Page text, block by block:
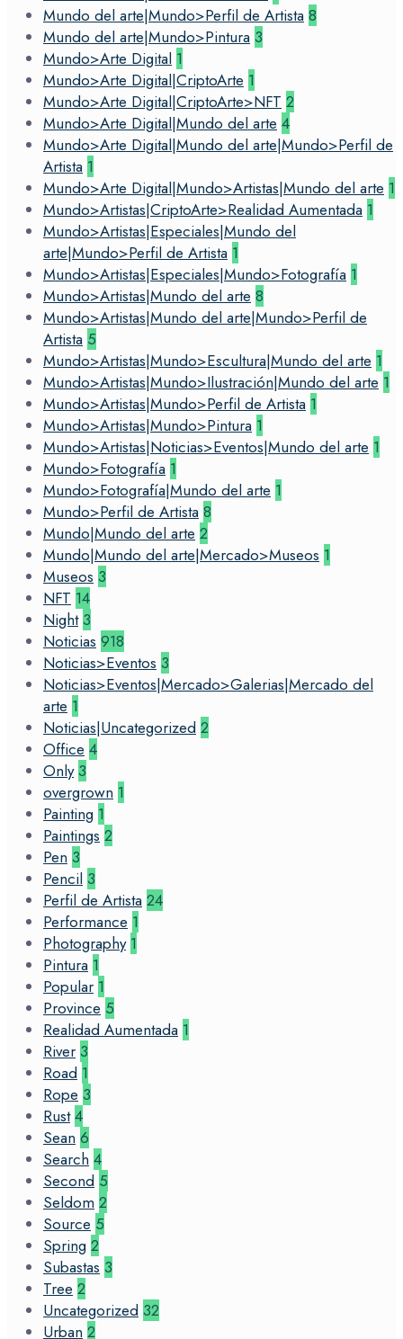
Mundo del arte|Mundo>Perfil de Artista 8
Mundo del arte|Mundo>Pintura 3
Mundo>Arte Digital 1
Mundo>Arte Digital|CriptoArte 1
Mundo>Arte Digital|CriptoArte>NFT 2
Mundo>Arte Digital|Mundo del arte 4
Mundo>Arte Digital|Mundo del arte|Mundo>Perfil de
Artista 1
Mundo>Arte Digital|Mundo>Artistas|Mundo del arte 1
Mundo>Artistas|CriptoArte>Realidad Aumentada 1
Mundo>Artistas|Especiales|Mundo del
arte|Mundo>Perfil de Artista 1
Mundo>Artistas|Especiales|Mundo>Fotografía 1
Mundo>Artistas|Mundo del arte 8
Mundo>Artistas|Mundo del arte|Mundo>Perfil de
Artista 5
Mundo>Artistas|Mundo>Escultura|Mundo del arte 1
Mundo>Artistas|Mundo>Ilustración|Mundo del arte 1
Mundo>Artistas|Mundo>Perfil de Artista 1
Mundo>Artistas|Mundo>Pintura 1
Mundo>Artistas|Noticias>Eventos|Mundo del arte 1
Mundo>Fotografía 1
Mundo>Fotografía|Mundo del arte 1
Mundo>Perfil de Artista 8
Mundo|Mundo del arte 2
Mundo|Mundo del arte|Mercado>Museos 1
Museos 3
NFT 14
Night 3
Noticias 918
Noticias>Eventos 3
Noticias>Eventos|Mercado>Galerias|Mercado del
arte 1
Noticias|Uncategorized 2
Office 4
Only 3
overgrown 1
Painting 1
Paintings 2
Pen 3
Pencil 3
Perfil de Artista 24
Performance 1
Photography 1
Pintura 1
Popular 1
Province 5
Realidad Aumentada 1
River 3
Road 1
Rope 3
Rust 4
Sean 6
Search 4
Second 5
Seldom 2
Source 5
Spring 2
Subastas 3
Tree 2
Uncategorized 32
Urban 2